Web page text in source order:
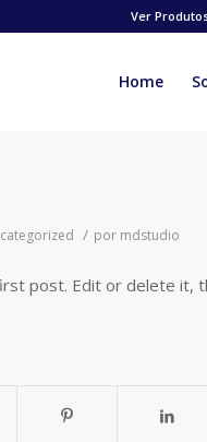
Ver
Home
/ por mdstudio
post. Edit or delete it,